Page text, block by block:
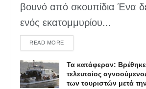
βουνό από σκουπίδια Ένα
ενός εκατομμυρίου...
READ MOREDETAILS
Τα κατάφεραν: Βρέθηκε
τελευταίος
των τουριστών μετά